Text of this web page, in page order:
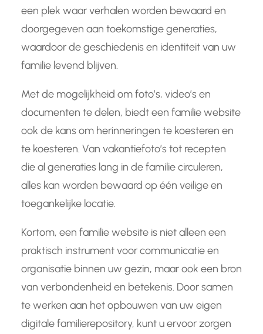
een plek waar verhalen worden bewaard en
doorgegeven aan toekomstige generaties,
waardoor de geschiedenis en identiteit van uw
familie levend blijven.
Met de mogelijkheid om foto’s, video’s en
documenten te delen, biedt een familie website
ook de kans om herinneringen te koesteren en
te koesteren. Van vakantiefoto’s tot recepten
die al generaties lang in de familie circuleren,
alles kan worden bewaard op één veilige en
toegankelijke locatie.
Kortom, een familie website is niet alleen een
praktisch instrument voor communicatie en
organisatie binnen uw gezin, maar ook een bron
van verbondenheid en betekenis. Door samen
te werken aan het opbouwen van uw eigen
digitale familierepository, kunt u ervoor zorgen